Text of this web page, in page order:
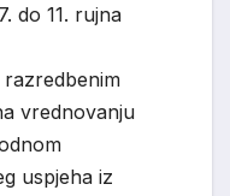
do 11. rujna
vrednovanju
uspjeha iz